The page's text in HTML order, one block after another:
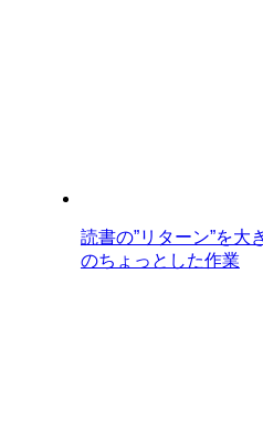
読書の”リターン”を大
のちょっとした作業